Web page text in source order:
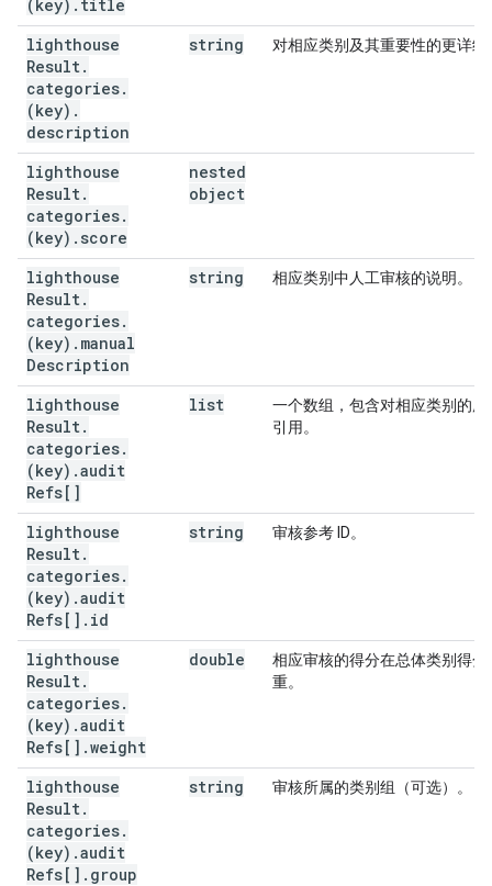
(key) . title
lighthouse
Result.
categories.
(key) .
description
string 对相应类别及其重要性的更详细
lighthouse
Result.
categories.
(key) . score
nested
object
lighthouse
Result.
categories.
(key) . manual
Description
string 相应类别中人工审核的说明。
lighthouse
Result.
categories.
(key) .audit
Refs[]
list
一个数组，包含对相应类别的
引用。
lighthouse
Result.
categories.
(key) .audit
Refs[] . id
string 审核参考 ID。
lighthouse
Result.
categories.
(key) .audit
Refs[] .weight
double
相应审核的得分在总体类别得分
重。
lighthouse
Result.
categories.
(key) .audit
Refs[] . group
string 审核所属的类别组（可选）。